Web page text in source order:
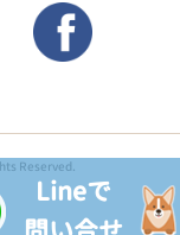
Lineで
Reserved.